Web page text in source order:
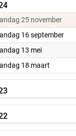
25 november2024
16 september2024
13 mei2024
18 maart